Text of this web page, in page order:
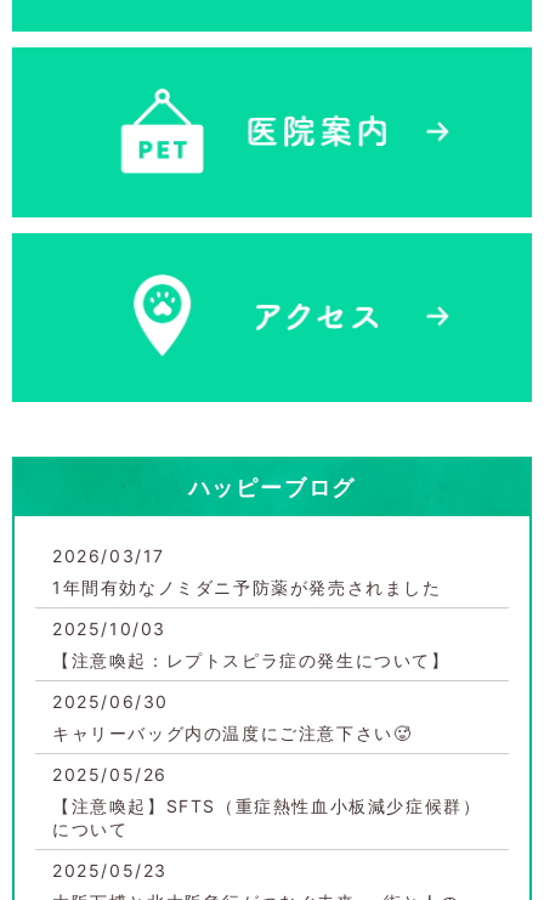
ハッピーブログ
2026/03/17
1年間有効なノミダニ予防薬が発売されました
2025/10/03
【注意喚起：レプトスピラ症の発生について】
2025/06/30
キャリーバッグ内の温度にご注意下さい🥵
2025/05/26
【注意喚起】SFTS（重症熱性血小板減少症候群）
について
2025/05/23